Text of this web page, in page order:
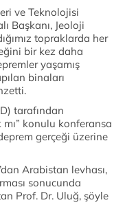
ve Teknolojisi
Başkanı, Jeoloji
topraklarda her
bir kez daha
yaşamış
binaları
tarafından
konulu konferansa
gerçeği üzerine
Arabistan levhası,
sonucunda
Prof. Dr. Uluğ, şöyle